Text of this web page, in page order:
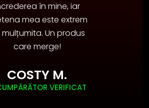
în mine, iar
mea este extrem
Un produs
care merge!
COSTY M.
VERIFICAT